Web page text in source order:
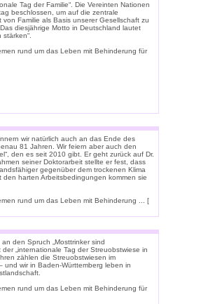
Tag der Familie“. Die Vereinten Nationen
beschlossen, um auf die zentrale
Familie als Basis unserer Gesellschaft zu
diesjährige Motto in Deutschland lautet
stärken“.
rund um das Leben mit Behinderung für
wir natürlich auch an das Ende des
81 Jahren. Wir feiern aber auch den
den es seit 2010 gibt. Er geht zurück auf Dr.
seiner Doktorarbeit stellte er fest, dass
gegenüber dem trockenen Klima
den harten Arbeitsbedingungen kommen sie
rund um das Leben mit Behinderung ... [
den Spruch „Mosttrinker sind
der „internationale Tag der Streuobstwiese in
zählen die Streuobstwiesen im
und wir in Baden-Württemberg leben in
rund um das Leben mit Behinderung für